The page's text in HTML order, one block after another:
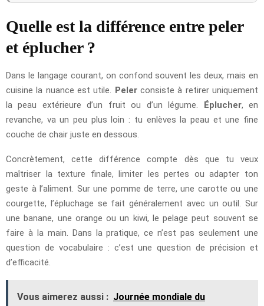
Quelle est la différence entre peler
et éplucher ?
Dans le langage courant, on confond souvent les deux, mais en
cuisine la nuance est utile. Pelerconsiste à retirer uniquement
la peau extérieure d’un fruit ou d’un légume. Éplucher, en
revanche, va un peu plus loin : tu enlèves la peau et une fine
couche de chair juste en dessous.
Concrètement, cette différence compte dès que tu veux
maîtriser la texture finale, limiter les pertes ou adapter ton
geste à l’aliment. Sur une pomme de terre, une carotte ou une
courgette, l’épluchage se fait généralement avec un outil. Sur
une banane, une orange ou un kiwi, le pelage peut souvent se
faire à la main. Dans la pratique, ce n’est pas seulement une
question de vocabulaire : c’est une question de précision et
d’efficacité.
Vous aimerez aussi : Journée mondiale du